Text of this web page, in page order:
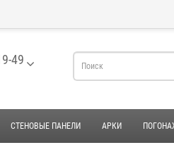
49
СТЕНОВЫЕ ПАНЕЛИ АРКИ